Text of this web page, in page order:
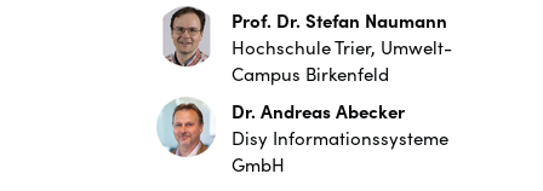
Prof. Dr. Stefan Naumann
Hochschule Trier, Umwelt-
Campus Birkenfeld
Dr. Andreas Abecker
Disy Informationssysteme
GmbH